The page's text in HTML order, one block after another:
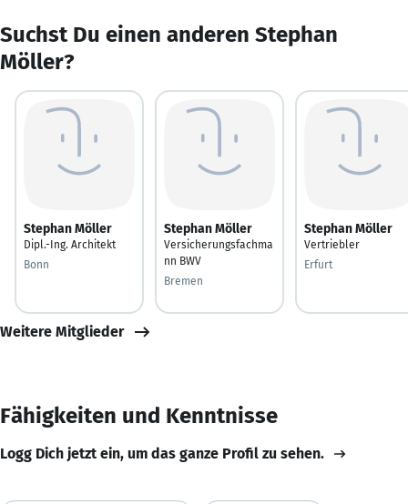
Suchst Du einen anderen Stephan
Möller?
Stephan Möller
Dipl.-Ing. Architekt
Bonn
Stephan Möller
Versicherungsfachma
nn BWV
Bremen
Stephan Möller
Vertriebler
Erfurt
Weitere Mitglieder
Fähigkeiten und Kenntnisse
Logg Dich jetzt ein, um das ganze Profil zu sehen.